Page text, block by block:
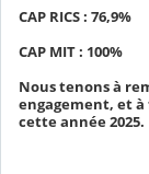
CAP RICS : 76,9%
CAP MIT : 100%
Nous tenons à
engagement, et
cette